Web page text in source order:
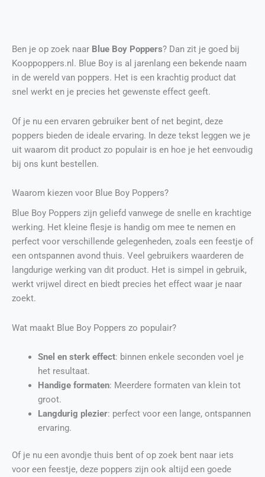
Ben je op zoek naar Blue Boy Poppers? Dan zit je goed bij
Kooppoppers.nl. Blue Boy is al jarenlang een bekende naam
in de wereld van poppers. Het is een krachtig product dat
snel werkt en je precies het gewenste effect geeft.
Of je nu een ervaren gebruiker bent of net begint, deze
poppers bieden de ideale ervaring. In deze tekst leggen we je
uit waarom dit product zo populair is en hoe je het eenvoudig
bij ons kunt bestellen.
Waarom kiezen voor Blue Boy Poppers?
Blue Boy Poppers zijn geliefd vanwege de snelle en krachtige
werking. Het kleine flesje is handig om mee te nemen en
perfect voor verschillende gelegenheden, zoals een feestje of
een ontspannen avond thuis. Veel gebruikers waarderen de
langdurige werking van dit product. Het is simpel in gebruik,
werkt vrijwel direct en biedt precies het effect waar je naar
zoekt.
Wat maakt Blue Boy Poppers zo populair?
Snel en sterk effect: binnen enkele seconden voel je
het resultaat.
Handige formaten: Meerdere formaten van klein tot
groot.
Langdurig plezier: perfect voor een lange, ontspannen
ervaring.
Of je nu een avondje thuis bent of op zoek bent naar iets
voor een feestje, deze poppers zijn ook altijd een goede